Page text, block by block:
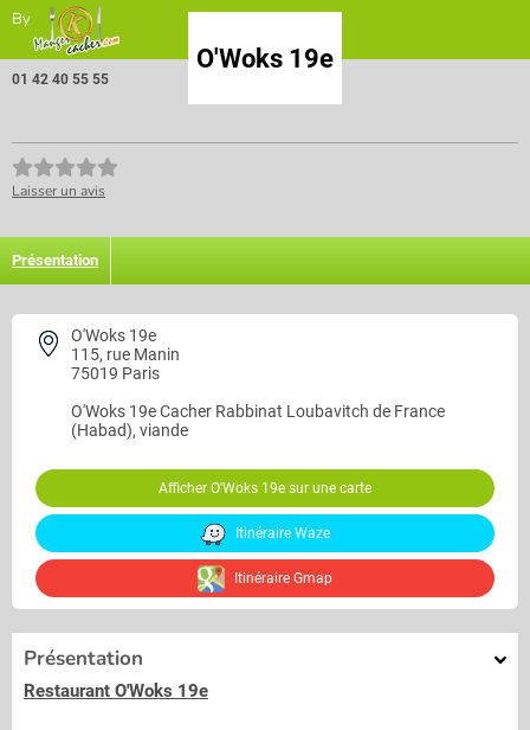
By
O'Woks 19e
01 42 40 55 55
Laisser un avis
Présentation
O'Woks 19e
115, rue Manin
75019 Paris
O'Woks 19eCacher Rabbinat Loubavitch de France
(Habad), viande
Afficher O'Woks 19e sur une carte
Itinéraire Waze
Itinéraire Gmap
Présentation
Restaurant O'Woks 19e